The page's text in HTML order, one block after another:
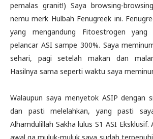
pemalas granit!) Saya browsing-
nemu merk Hulbah Fenugreek ini.
yang mengandung Fitoestrogen yang
pelancar ASI sampe 300%. Saya
sehari, pagi setelah makan dan
Hasilnya sama seperti waktu saya
Walaupun saya menyetok ASIP dengan
dan pasti melelahkan, yang pasti
Alhamdulillah Sakha lulus S1 ASI